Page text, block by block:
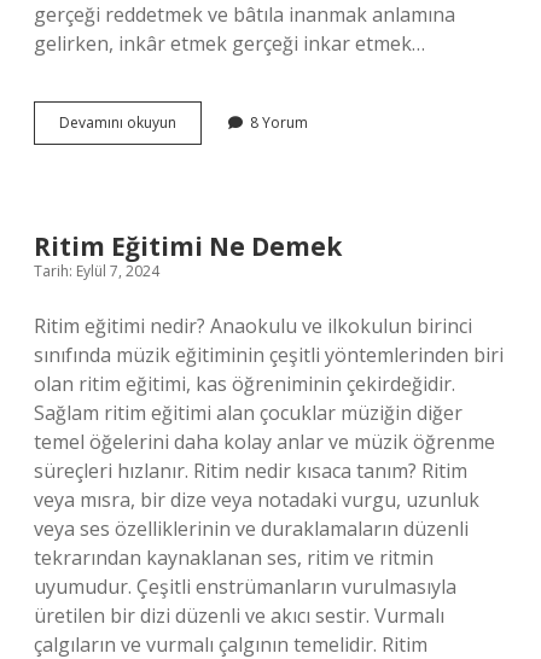
gerçeği reddetmek ve bâtıla inanmak anlamına
gelirken, inkâr etmek gerçeği inkar etmek…
Devamını okuyun Mübadil
Kimlere
8 Yorum
Ritim Eğitimi Ne Demek
Tarih: Eylül 7, 2024
Ritim eğitimi nedir? Anaokulu ve ilkokulun birinci
sınıfında müzik eğitiminin çeşitli yöntemlerinden biri
olan ritim eğitimi, kas öğreniminin çekirdeğidir.
Sağlam ritim eğitimi alan çocuklar müziğin diğer
temel öğelerini daha kolay anlar ve müzik öğrenme
süreçleri hızlanır. Ritim nedir kısaca tanım? Ritim
veya mısra, bir dize veya notadaki vurgu, uzunluk
veya ses özelliklerinin ve duraklamaların düzenli
tekrarından kaynaklanan ses, ritim ve ritmin
uyumudur. Çeşitli enstrümanların vurulmasıyla
üretilen bir dizi düzenli ve akıcı sestir. Vurmalı
çalgıların ve vurmalı çalgının temelidir. Ritim